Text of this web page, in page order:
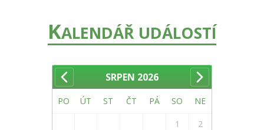
KALENDÁŘ UDÁLOSTÍ
SRPEN 2026
PO ÚT ST ČT PÁ SO NE
1
2